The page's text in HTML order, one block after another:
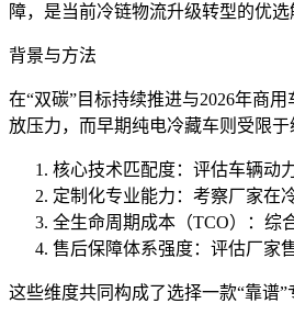
障，是当前冷链物流升级转型的优选
背景与方法
在“双碳”目标持续推进与2026年商
放压力，而早期纯电冷藏车则受限
核心技术匹配度：评估车辆动
定制化专业能力：考察厂家在
全生命周期成本（TCO）：综
售后保障体系强度：评估厂家
这些维度共同构成了选择一款“靠谱